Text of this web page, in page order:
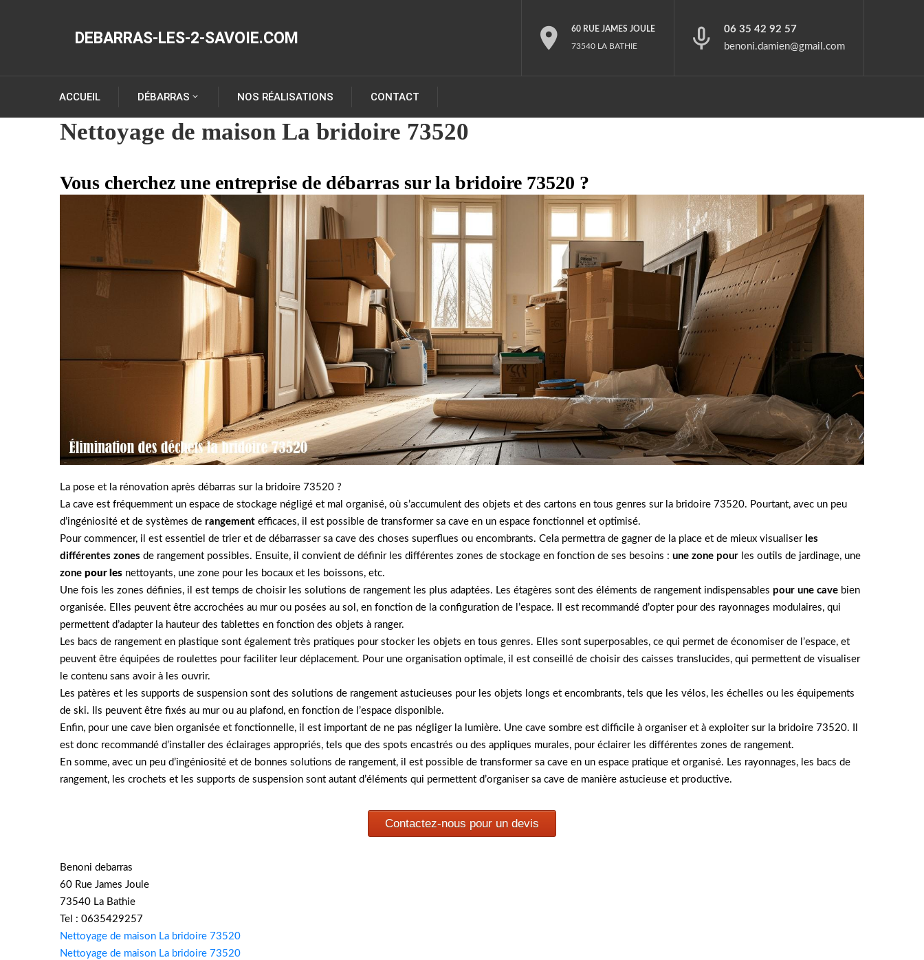
DEBARRAS-LES-2-SAVOIE.COM 60 RUE JAMES JOULE
73540 LA BATHIE
06 35 42 92 57
benoni.damien@gmail.com
ACCUEIL DÉBARRAS NOS RÉALISATIONS CONTACT
Nettoyage de maison La bridoire 73520
Vous cherchez une entreprise de débarras sur la bridoire 73520 ?
La pose et la rénovation après débarras sur la bridoire 73520 ?
La cave est fréquemment un espace de stockage négligé et mal organisé, où s’accumulent des objets et des cartons en tous genres sur la bridoire 73520. Pourtant, avec un peu
d’ingéniosité et de systèmes de rangement efficaces, il est possible de transformer sa cave en un espace fonctionnel et optimisé.
Pour commencer, il est essentiel de trier et de débarrasser sa cave des choses superflues ou encombrants. Cela permettra de gagner de la place et de mieux visualiser les
différentes zones de rangement possibles. Ensuite, il convient de définir les différentes zones de stockage en fonction de ses besoins : une zone pour les outils de jardinage, une
zone pour les nettoyants, une zone pour les bocaux et les boissons, etc.
Une fois les zones définies, il est temps de choisir les solutions de rangement les plus adaptées. Les étagères sont des éléments de rangement indispensables pour une cave bien
organisée. Elles peuvent être accrochées au mur ou posées au sol, en fonction de la configuration de l’espace. Il est recommandé d’opter pour des rayonnages modulaires, qui
permettent d’adapter la hauteur des tablettes en fonction des objets à ranger.
Les bacs de rangement en plastique sont également très pratiques pour stocker les objets en tous genres. Elles sont superposables, ce qui permet de économiser de l’espace, et
peuvent être équipées de roulettes pour faciliter leur déplacement. Pour une organisation optimale, il est conseillé de choisir des caisses translucides, qui permettent de visualiser
le contenu sans avoir à les ouvrir.
Les patères et les supports de suspension sont des solutions de rangement astucieuses pour les objets longs et encombrants, tels que les vélos, les échelles ou les équipements
de ski. Ils peuvent être fixés au mur ou au plafond, en fonction de l’espace disponible.
Enfin, pour une cave bien organisée et fonctionnelle, il est important de ne pas négliger la lumière. Une cave sombre est difficile à organiser et à exploiter sur la bridoire 73520. Il
est donc recommandé d’installer des éclairages appropriés, tels que des spots encastrés ou des appliques murales, pour éclairer les différentes zones de rangement.
En somme, avec un peu d’ingéniosité et de bonnes solutions de rangement, il est possible de transformer sa cave en un espace pratique et organisé. Les rayonnages, les bacs de
rangement, les crochets et les supports de suspension sont autant d’éléments qui permettent d’organiser sa cave de manière astucieuse et productive.
Contactez-nous pour un devis
Benoni debarras
60 Rue James Joule
73540 La Bathie
Tel : 0635429257
Nettoyage de maison La bridoire 73520
Nettoyage de maison La bridoire 73520